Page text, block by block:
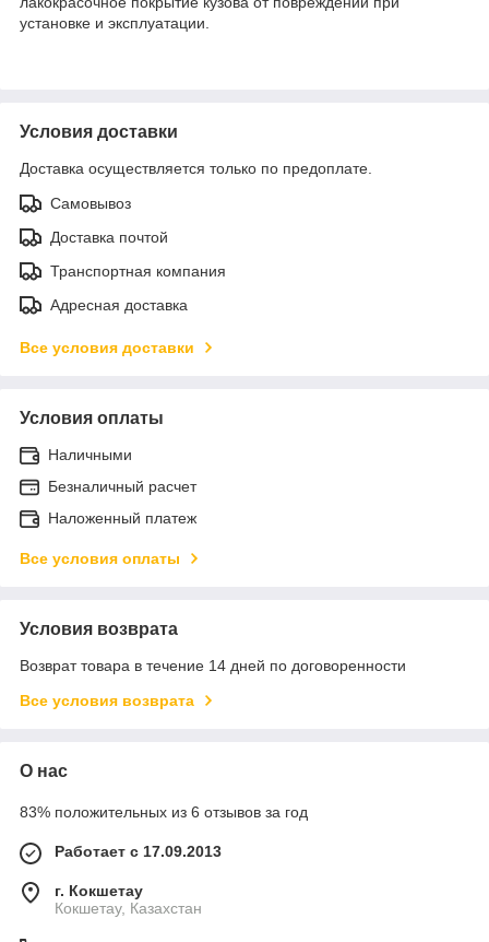
установке и эксплуатации.
Условия доставки
Доставка осуществляется только по предоплате.
Самовывоз
Доставка почтой
Транспортная компания
Адресная доставка
Все условия доставки
Условия оплаты
Наличными
Безналичный расчет
Наложенный платеж
Все условия оплаты
Условия возврата
Возврат товара в течение 14 дней по договоренности
Все условия возврата
О нас
83% положительных из 6 отзывов за год
Работает с 17.09.2013
г. Кокшетау
Кокшетау, Казахстан